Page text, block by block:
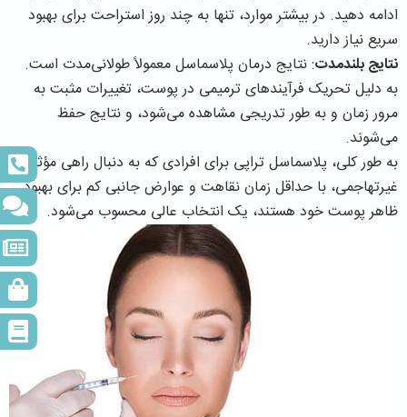
ادامه دهید. در بیشتر موارد، تنها به چند روز استراحت برای بهبود
سریع نیاز دارید.
نتایج بلندمدت: نتایج درمان پلاسماسل معمولاً طولانی‌مدت است.
به دلیل تحریک فرآیندهای ترمیمی در پوست، تغییرات مثبت به
مرور زمان و به طور تدریجی مشاهده می‌شود، و نتایج حفظ
می‌شوند.
به طور کلی، پلاسماسل تراپی برای افرادی که به دنبال راهی مؤثر،
غیرتهاجمی، با حداقل زمان نقاهت و عوارض جانبی کم برای بهبود
ظاهر پوست خود هستند، یک انتخاب عالی محسوب می‌شود.